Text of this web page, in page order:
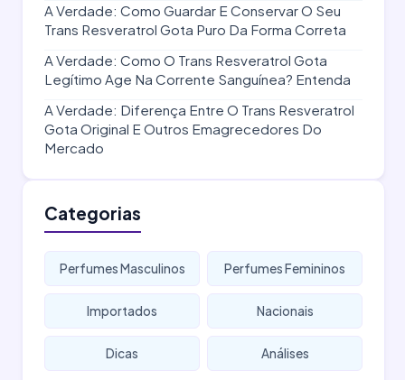
A Verdade: Como Guardar E Conservar O Seu
Trans Resveratrol Gota Puro Da Forma Correta
A Verdade: Como O Trans Resveratrol Gota
Legítimo Age Na Corrente Sanguínea? Entenda
A Verdade: Diferença Entre O Trans Resveratrol
Gota Original E Outros Emagrecedores Do
Mercado
Categorias
Perfumes Masculinos Perfumes Femininos
Importados Nacionais
Dicas Análises